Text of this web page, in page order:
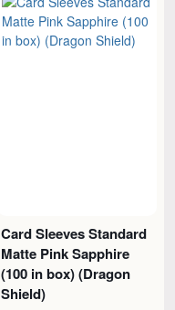
Card Sleeves Standard
Matte Pink Sapphire
(100 in box) (Dragon
Shield)